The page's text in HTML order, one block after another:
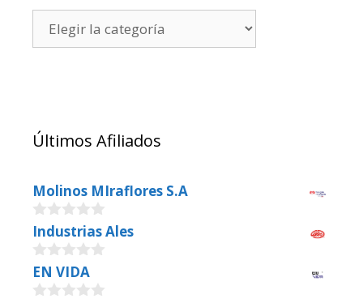
Últimos Afiliados
Molinos MIraflores S.A
0
o
u
t
o
f
Industrias Ales
0
o
u
EN VIDA